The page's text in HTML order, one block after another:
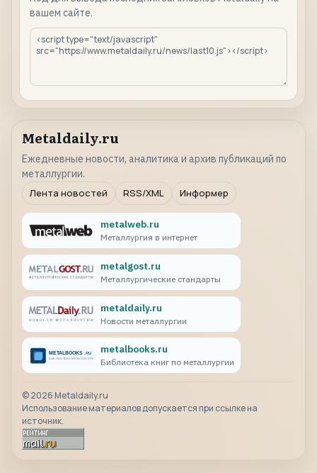
вашем сайте.
Metaldaily.ru
Ежедневные новости, аналитика и архив публикаций по
металлургии.
Лента новостей
RSS/XML Информер
metalweb.ru
Металлургия в интернет
metalgost.ru
Металлургические стандарты
metaldaily.ru
Новости металлургии
metalbooks.ru
Библиотека книг по металлургии
©2026 Metaldaily.ru
Использование материалов допускается при ссылке на
источник.